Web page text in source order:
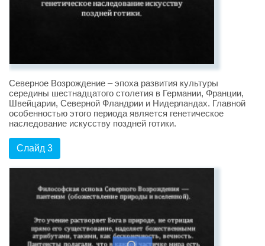
Северное Возрождение – эпоха развития культуры
середины шестнадцатого столетия в Германии, Франции,
Швейцарии, Северной Фландрии и Нидерландах. Главной
особенностью этого периода является генетическое
наследование искусству поздней готики.
Слайд 3